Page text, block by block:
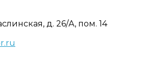
д. 26/А, пом. 14